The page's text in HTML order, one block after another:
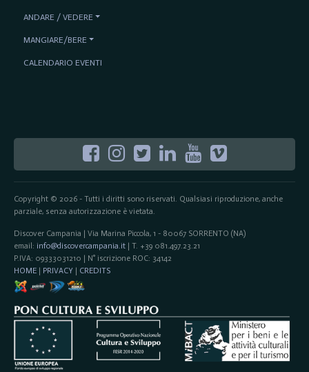
Copyright © 2026 - Tutti i diritti sono riservati. Qualsiasi riproduzione, anche
parziale, senza autorizzazione è vietata.
Discover Campania | Via Marina Piccola, 1 - 80067 SORRENTO (NA)
email: info@discovercampania.it| T. +39 081.497.23.21
P.IVA: 09333031210 | N° iscrizione ROC: 34142
HOME| PRIVACY | CREDITS
ANDARE / VEDERE
MANGIARE/BERE
CALENDARIO EVENTI